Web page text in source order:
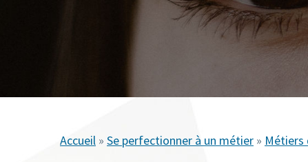
Accueil » Se perfectionner à un métier » Métiers